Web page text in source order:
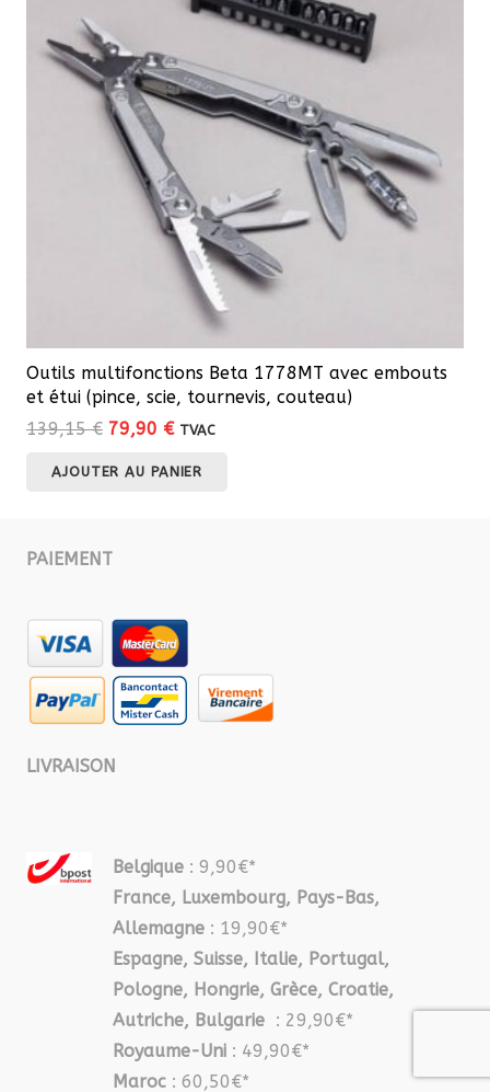
Outils multifonctions Beta 1778MT avec embouts
et étui (pince, scie, tournevis, couteau)
139,15€ Le
139,15 €.
79,90 €LeTVAC
AJOUTER AU PANIER
PAIEMENT
LIVRAISON
Belgique : 9,90€*
France, Luxembourg, Pays-Bas,
Allemagne : 19,90€*
Espagne, Suisse, Italie, Portugal,
Pologne, Hongrie, Grèce, Croatie,
Autriche, Bulgarie : 29,90€*
Royaume-Uni : 49,90€*
Maroc : 60,50€*